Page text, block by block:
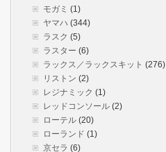
モガミ (1)
ヤマハ (344)
ラスク (5)
ラスター (6)
ラックス／ラックスキット (276)
リストン (2)
レジナミック (1)
レッドコンソール (2)
ローテル (20)
ローランド (1)
京セラ (6)